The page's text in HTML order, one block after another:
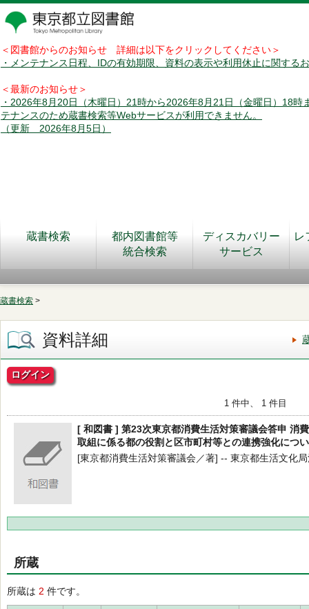
＜図書館からのお知らせ 詳細は以下をクリックしてください＞
・メンテナンス日程、IDの有効期限、資料の表示や利用休止に関する
＜最新のお知らせ＞
・2026年8月20日（木曜日）21時から2026年8月21日（金曜日）18時
テナンスのため蔵書検索等Webサービスが利用できません。
（更新 2026年8月5日）
蔵書検索
都内図書館等
統合検索
ディスカバリー
サービス
レ
蔵書検索 >
資料詳細
ログイン
1 件中、 1 件目
[ 和図書 ] 第23次東京都消費生活対策審議会答申 消
取組に係る都の役割と区市町村等との連携強化につ
[東京都消費生活対策審議会／著] -- 東京都生活文化
所蔵
所蔵は 2 件です。